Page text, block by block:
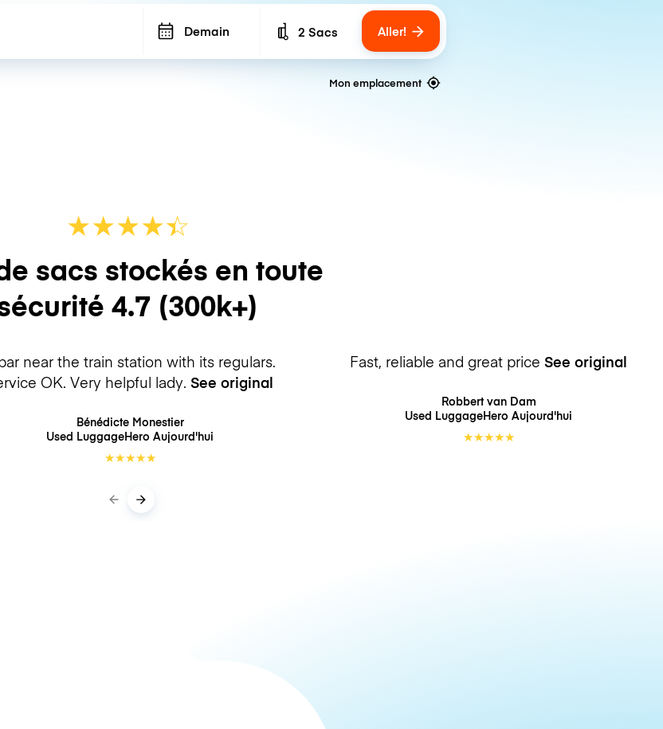
Demain Number of bags
2 Sacs Aller!
Mon emplacement
★★★★☆
★
sacs stockés en toute
4.7 (300k+)
near the train station with its regulars.
OK. Very helpful lady. See original
Bénédicte Monestier
Used LuggageHero Aujourd'hui
★★★★★
Fast, reliable and great price See original
Robbert van Dam
Used LuggageHero Aujourd'hui
★★★★★